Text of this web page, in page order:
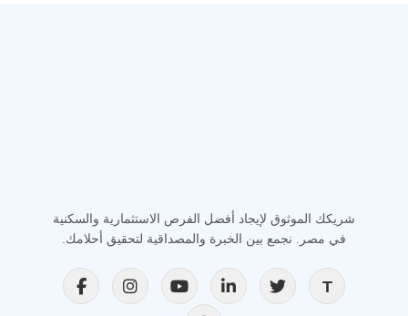
شريكك الموثوق لإيجاد أفضل الفرص الاستثمارية والسكنية
في مصر. نجمع بين الخبرة والمصداقية لتحقيق أحلامك.